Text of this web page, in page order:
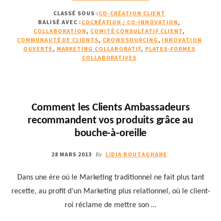
ET
COMMENT
COLLABORER
AVEC
CLASSÉ SOUS : CO-CRÉATION CLIENT
BALISÉ AVEC : COCRÉATION / CO-INNOVATION ,
COLLABORATION , COMITÉ CONSULTATIF CLIENT,
COMMUNAUTÉ DE CLIENTS, CROWDSOURCING , INNOVATION
OUVERTE , MARKETING COLLABORATIF, PLATES-FORMES
COLLABORATIVES
Comment les Clients Ambassadeurs
recommandent vos produits grâce au
bouche-à-oreille
28 MARS 2013 By LIDIA BOUTAGHANE
Dans une ère où le Marketing traditionnel ne fait plus tant
recette, au profit d’un Marketing plus relationnel, où le client-
roi réclame de mettre son …